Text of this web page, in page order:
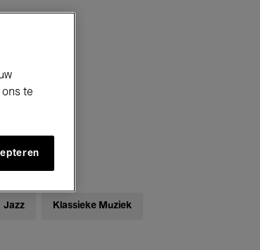
Jazz Klassieke Muziek
te